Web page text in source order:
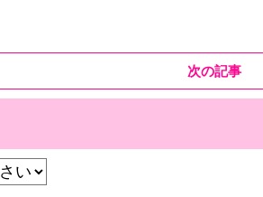
次の記事